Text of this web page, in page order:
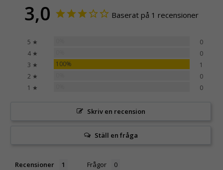
3,0 Baserat på 1 recensioner
5 ★
0
4 ★
0
3 ★
100%
1
2 ★
0
1 ★
0
Skriv en recension
Ställ en fråga
Recensioner Frågor